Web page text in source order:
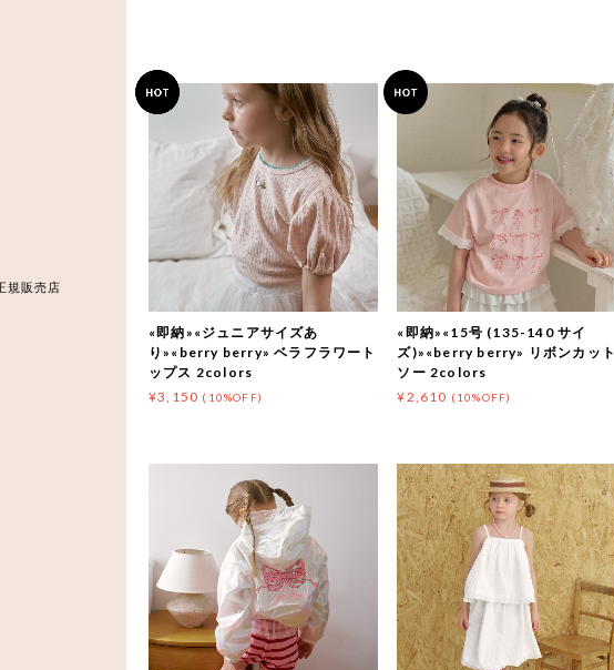
«即納»«ジュニアサイズあ
り»«berry berry» ベラフラワート
ップス 2colors
¥3,150 (10%OFF)
«即納»«15号 (135-140 サイ
ズ)»«berry berry» リボンカット
ソー 2colors
¥2,610 (10%OFF)
規販売店